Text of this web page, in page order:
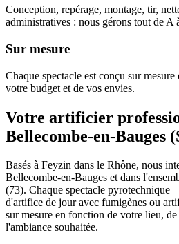
Conception, repérage, montage, tir,
administratives : nous gérons tout de A
Sur mesure
Chaque spectacle est conçu sur
votre budget et de vos envies.
Votre artificier
Bellecombe-en-Bauges (
Basés à Feyzin dans le Rhône, nous
Bellecombe-en-Bauges et dans
(73). Chaque spectacle
d'artifice de jour avec fumigènes ou
sur mesure en fonction de votre lieu,
l'ambiance souhaitée.